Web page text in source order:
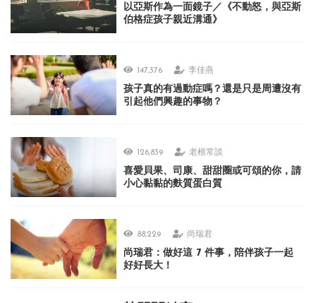
以亞斯作為一面鏡子／《不動怒，與亞斯
伯格症孩子親近溝通》
147,376 李佳燕
孩子真的有過動症嗎？還是只是周遭沒有
引起他們興趣的事物？
126,839 老根常談
喜愛貝果、司康、甜甜圈或可頌的你，請
小心黏黏的麩質蛋白質
88,229 尚瑞君
尚瑞君：做好這 7 件事，陪伴孩子一起
好好長大！